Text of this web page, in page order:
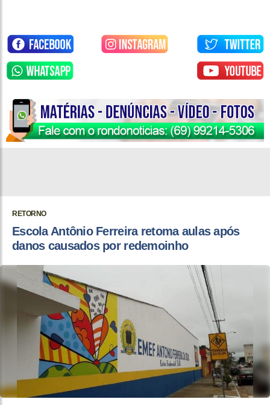
RETORNO
Escola Antônio Ferreira retoma aulas após
danos causados por redemoinho